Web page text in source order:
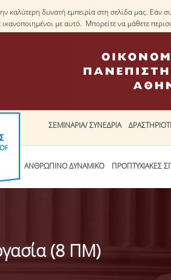
δυνατή εμπειρία στη σελίδα μας. Εάν
με αυτό. Μπορείτε να μάθετε
ΣΕΜΙΝΑΡΙΑ/ ΣΥΝΕΔΡΙΑ
ΑΝΘΡΩΠΙΝΟ ΔΥΝΑΜΙΚΟ ΠΡΟΠΤΥΧΙΑΚΕΣ
(8 ΠΜ)